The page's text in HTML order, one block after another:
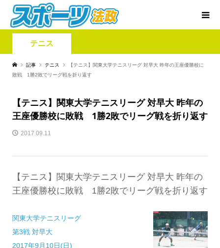
テニス
記事 テニス
【テニス】関東大学テニスリーグ 対早大 昨年の王座優勝校に
敗戦 1勝2敗でリーグ戦を折り返す
【テニス】関東大学テニスリーグ 対早大 昨年の
王座優勝校に敗戦 1勝2敗でリーグ戦を折り返す
2017.09.11
【テニス】関東大学テニスリーグ 対早大 昨年の
王座優勝校に敗戦 1勝2敗でリーグ戦を折り返す
関東大学テニスリーグ
第3戦 対早大
2017年9月10日(日)